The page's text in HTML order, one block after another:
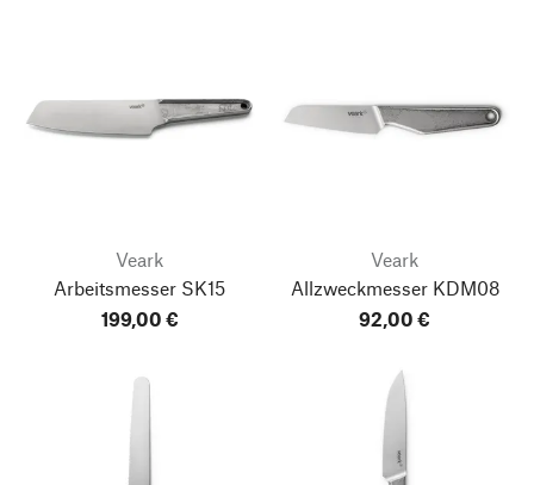
Veark
Arbeitsmesser SK15
199,00 €
Veark
Allzweckmesser KDM08
92,00 €